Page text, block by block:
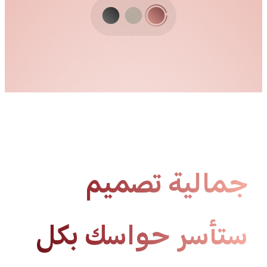
جمالية تصميم
ستأسر حواسك بكل